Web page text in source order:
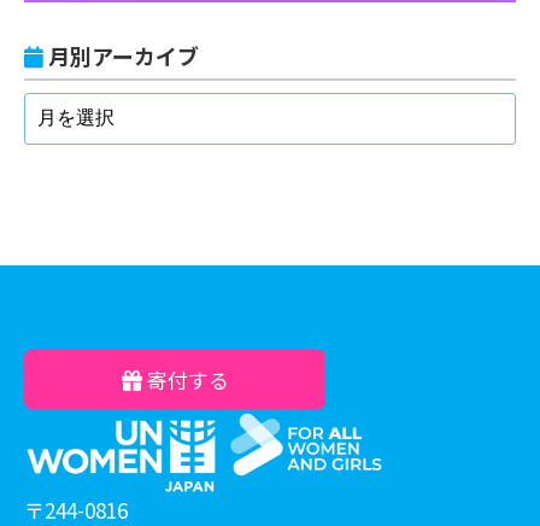
月別アーカイブ
寄付する
〒244-0816